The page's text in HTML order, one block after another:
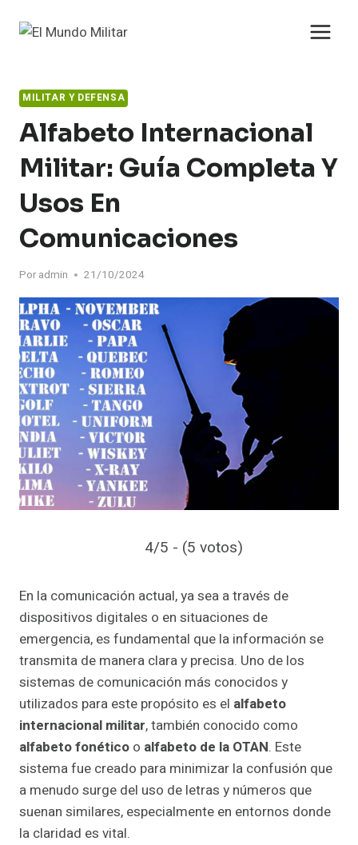
MILITAR Y DEFENSA
Alfabeto Internacional
Militar: Guía Completa Y
Usos En
Comunicaciones
Por admin 21/10/2024
4/5 - (5 votos)
En la comunicación actual, ya sea a través de
dispositivos digitales o en situaciones de
emergencia, es fundamental que la información se
transmita de manera clara y precisa. Uno de los
sistemas de comunicación más conocidos y
utilizados para este propósito es el alfabeto
internacional militar, también conocido como
alfabeto fonético o alfabeto de la OTAN. Este
sistema fue creado para minimizar la confusión que
a menudo surge del uso de letras y números que
suenan similares, especialmente en entornos donde
la claridad es vital.